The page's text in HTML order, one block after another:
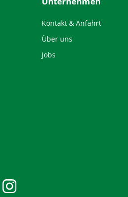
Kontakt & Anfahrt
Über uns
Jobs